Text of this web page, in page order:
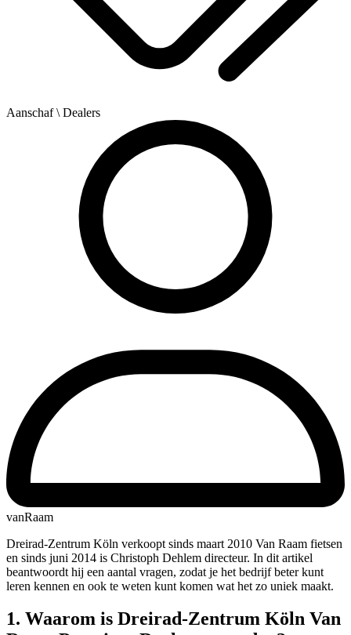
Aanschaf\ Dealers
vanRaam
Dreirad-Zentrum Köln verkoopt sinds maart 2010 Van Raam fietsen
en sinds juni 2014 is Christoph Dehlem directeur. In dit artikel
beantwoordt hij een aantal vragen, zodat je het bedrijf beter kunt
leren kennen en ook te weten kunt komen wat het zo uniek maakt.
1. Waarom is Dreirad-Zentrum Köln Van